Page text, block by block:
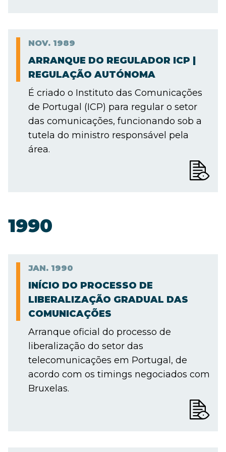
NOV. 1989
ARRANQUE DO REGULADOR ICP |
REGULAÇÃO AUTÓNOMA
É criado o Instituto das Comunicações
de Portugal (ICP) para regular o setor
das comunicações, funcionando sob a
tutela do ministro responsável pela
área.
1990
JAN. 1990
INÍCIO DO PROCESSO DE
LIBERALIZAÇÃO GRADUAL DAS
COMUNICAÇÕES
Arranque oficial do processo de
liberalização do setor das
telecomunicações em Portugal, de
acordo com os timings negociados com
Bruxelas.